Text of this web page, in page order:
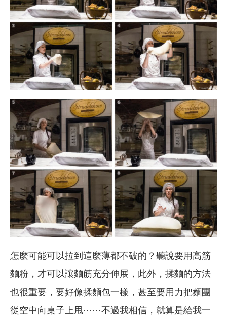
怎麼可能可以拉到這麼薄都不破的？聽說要用高筋
麵粉，才可以讓麵筋充分伸展，此外，揉麵的方法
也很重要，要好像揉麵包一樣，甚至要用力把麵團
從空中向桌子上甩⋯⋯不過我相信，就算是給我一